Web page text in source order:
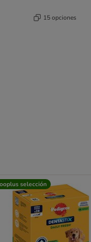
15 opciones
selección